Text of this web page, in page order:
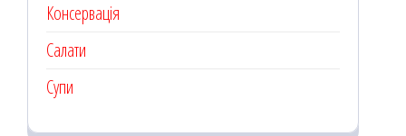
Консервація
Салати
Супи